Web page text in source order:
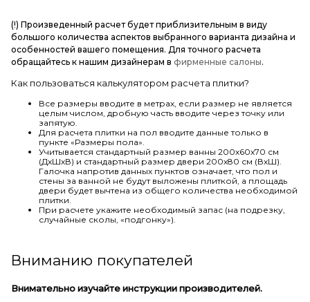
(!) Произведенный расчет будет приблизительным в виду
большого количества аспектов выбранного варианта дизайна и
особенностей вашего помещения. Для точного расчета
обращайтесь к нашим дизайнерам в фирменные салоны.
Как пользоваться калькулятором расчета плитки?
Все размеры вводите в метрах, если размер не является
целым числом, дробную часть вводите через точку или
запятую.
Для расчета плитки на пол вводите данные только в
пункте «Размеры пола».
Учитывается стандартный размер ванны 200х60х70 см
(ДхШхВ) и стандартный размер двери 200х80 см (ВхШ).
Галочка напротив данных пунктов означает, что пол и
стены за ванной не будут выложены плиткой, а площадь
двери будет вычтена из общего количества необходимой
плитки.
При расчете укажите необходимый запас (на подрезку,
случайные сколы, «подгонку»).
Вниманию покупателей
Внимательно изучайте инструкции производителей.